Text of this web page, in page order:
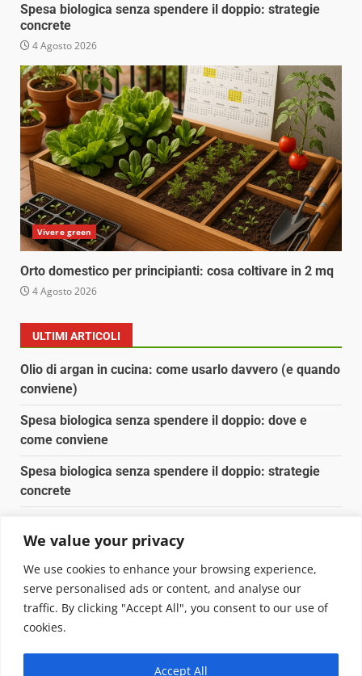
We value your privacy
We use cookies to enhance your browsing experience,
serve personalised ads or content, and analyse our
traffic. By clicking "Accept All", you consent to our use of
cookies.
Accept All
Spesa biologica senza spendere il doppio: strategie
concrete
4 Agosto 2026
Vivere green
Orto domestico per principianti: cosa coltivare in 2 mq
4 Agosto 2026
ULTIMI ARTICOLI
Olio di argan in cucina: come usarlo davvero (e quando
conviene)
Spesa biologica senza spendere il doppio: dove e
come conviene
Spesa biologica senza spendere il doppio: strategie
concrete
Pulizia naturale della casa: 3 ingredienti che
sostituiscono 10 prodotti chimici
Copyright © 2025 Biopianeta.it proprietà di Jws Media
Questo blog non è una testata giornalistica, in quanto